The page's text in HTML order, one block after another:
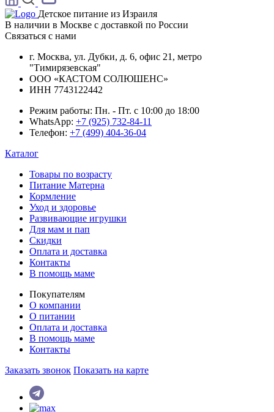
Детское питание из Израиля
В наличии в Москве с доставкой по России
Связаться с нами
г. Москва, ул. Дубки, д. 6, офис 21, метро
"Тимирязевская"
ООО «КАСТОМ СОЛЮШЕНС»
ИНН 7743122442
Режим работы: Пн. - Пт. с 10:00 до 18:00
WhatsApp: +7 (925) 732-84-11
Телефон: +7 (499) 404-36-04
Каталог
Товары по возрасту
Питание Матерна
Кормление
Уход и здоровье
Развивающие игрушки
Для мам и пап
Скидки
Оплата и доставка
Контакты
В помощь маме
Покупателям
О компании
О питании
Оплата и доставка
В помощь маме
Контакты
Заказать звонок Показать на карте